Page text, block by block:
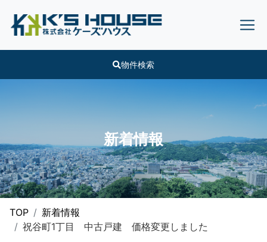
物件検索
新着情報
TOP
新着情報
祝谷町1丁目 中古戸建 価格変更しました